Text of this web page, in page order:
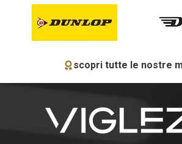
scopri tutte le nostre